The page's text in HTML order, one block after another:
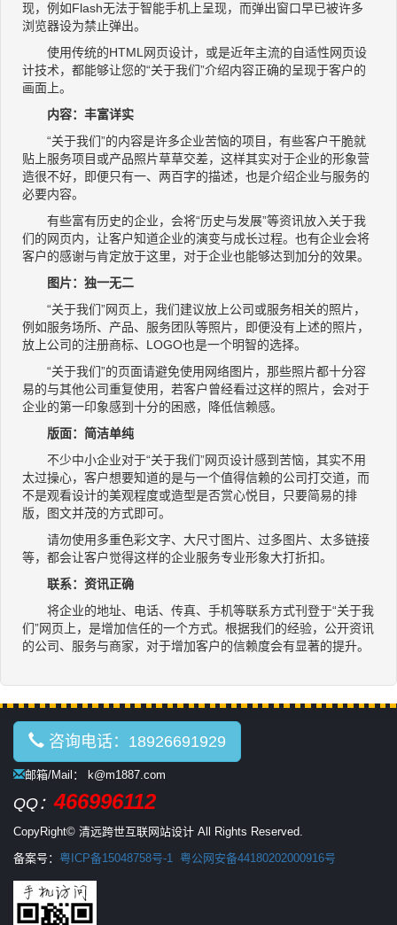
现，例如Flash无法于智能手机上呈现，而弹出窗口早已被许多
浏览器设为禁止弹出。
使用传统的HTML网页设计，或是近年主流的自适性网页设
计技术，都能够让您的“关于我们”介绍内容正确的呈现于客户的
画面上。
内容：丰富详实
“关于我们”的内容是许多企业苦恼的项目，有些客户干脆就
贴上服务项目或产品照片草草交差，这样其实对于企业的形象营
造很不好，即便只有一、两百字的描述，也是介绍企业与服务的
必要内容。
有些富有历史的企业，会将“历史与发展”等资讯放入关于我
们的网页内，让客户知道企业的演变与成长过程。也有企业会将
客户的感谢与肯定放于这里，对于企业也能够达到加分的效果。
图片：独一无二
“关于我们”网页上，我们建议放上公司或服务相关的照片，
例如服务场所、产品、服务团队等照片，即便没有上述的照片，
放上公司的注册商标、LOGO也是一个明智的选择。
“关于我们”的页面请避免使用网络图片，那些照片都十分容
易的与其他公司重复使用，若客户曾经看过这样的照片，会对于
企业的第一印象感到十分的困惑，降低信赖感。
版面：简洁单纯
不少中小企业对于“关于我们”网页设计感到苦恼，其实不用
太过操心，客户想要知道的是与一个值得信赖的公司打交道，而
不是观看设计的美观程度或造型是否赏心悦目，只要简易的排
版，图文并茂的方式即可。
请勿使用多重色彩文字、大尺寸图片、过多图片、太多链接
等，都会让客户觉得这样的企业服务专业形象大打折扣。
联系：资讯正确
将企业的地址、电话、传真、手机等联系方式刊登于“关于我
们”网页上，是增加信任的一个方式。根据我们的经验，公开资讯
的公司、服务与商家，对于增加客户的信赖度会有显著的提升。
咨询电话：18926691929
邮箱/Mail： k@m1887.com
QQ：466996112
CopyRight© 清远跨世互联网站设计 All Rights Reserved.
备案号： 粤ICP备15048758号-1 粤公网安备44180202000916号